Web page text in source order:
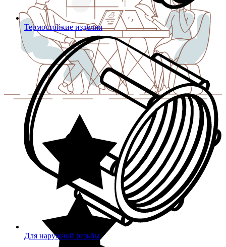
Термостойкие изделия
Для наружной резьбы